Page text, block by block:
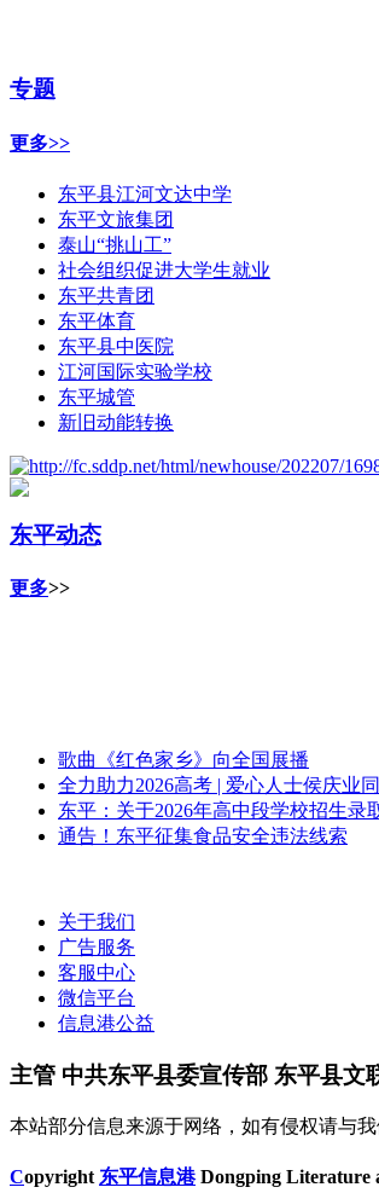
专题
更多>>
东平县江河文达中学
东平文旅集团
泰山“挑山工”
社会组织促进大学生就业
东平共青团
东平体育
东平县中医院
江河国际实验学校
东平城管
新旧动能转换
东平动态
更多>>
歌曲《红色家乡》向全国展播
全力助力2026高考 | 爱心人士侯庆业
东平：关于2026年高中段学校招生录
通告！东平征集食品安全违法线索
关于我们
广告服务
客服中心
微信平台
信息港公益
主管 中共东平县委宣传部 东平县文
本站部分信息来源于网络，如有侵权请与
Copyright 东平信息港Dongping Literature